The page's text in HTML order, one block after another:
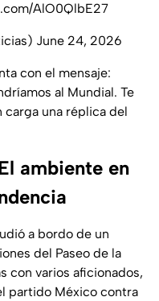
AlO0QlbE27
June 24, 2026
con el mensaje:
al Mundial. Te
carga una réplica del
ambiente en
a bordo de un
del Paseo de la
con varios aficionados,
partido México contra